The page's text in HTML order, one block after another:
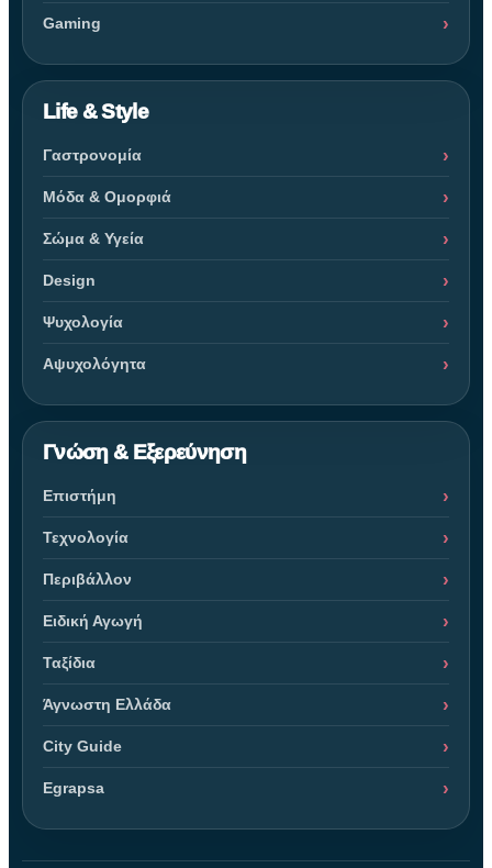
Gaming
Life & Style
Γαστρονομία
Μόδα & Ομορφιά
Σώμα & Υγεία
Design
Ψυχολογία
Αψυχολόγητα
Γνώση & Εξερεύνηση
Επιστήμη
Τεχνολογία
Περιβάλλον
Ειδική Αγωγή
Ταξίδια
Άγνωστη Ελλάδα
City Guide
Egrapsa